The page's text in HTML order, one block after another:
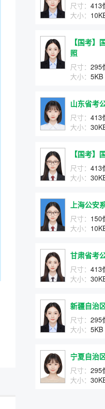
尺寸： 413
大小：
【国考
照
尺寸： 295
大小： 5KB
山东省考
尺寸： 413
大小：
【国考
尺寸： 413
大小：
上海公安
尺寸： 150
大小：
甘肃省考
尺寸： 413
大小：
新疆自治
尺寸： 295
大小： 5KB
宁夏自治
尺寸： 295
大小：